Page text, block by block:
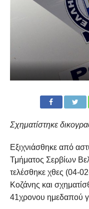
Σχηματίστηκε
Εξιχνιάσθηκε από
Τμήματος Σερβίων
τελέσθηκε χθες (04-
Κοζάνης και
41χρονου ημεδαπού